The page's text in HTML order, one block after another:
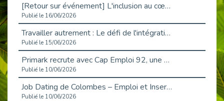
[Retour sur événement] L'inclusion au cœur de la Place de l'Emploi à La Défense !
Publié le 16/06/2026
Travailler autrement : Le défi de l'intégration des maladies chroniques en entreprise
Publié le 15/06/2026
Primark recrute avec Cap Emploi 92, une matinée couronnée de succès !
Publié le 10/06/2026
Job Dating de Colombes – Emploi et Insertion
Publié le 10/06/2026